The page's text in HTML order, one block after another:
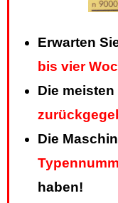
Erwarten
bis vier
Die
Die
haben!